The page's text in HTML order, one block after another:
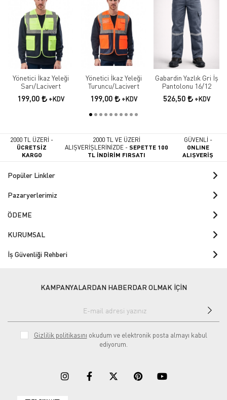
Yönetici İkaz Yeleği
Sarı/Lacivert
199,00 +KDV
Yönetici İkaz Yeleği
Turuncu/Lacivert
199,00 +KDV
Gabardin Yazlık Gri İş
Pantolonu 16/12
526,50 +KDV
2000 TL ÜZERİ -
ÜCRETSİZ
KARGO
2000 TL VE ÜZERİ
ALIŞVERİŞLERİNİZDE -SEPETTE 100
TL İNDİRİM FIRSATI
GÜVENLİ -
ONLINE
ALIŞVERİŞ
Popüler Linkler
Pazaryerlerimiz
ÖDEME
KURUMSAL
İş Güvenliği Rehberi
KAMPANYALARDAN HABERDAR OLMAK İÇİN
Gizlilik politikasını okudum ve elektronik posta almayı kabul
ediyorum.